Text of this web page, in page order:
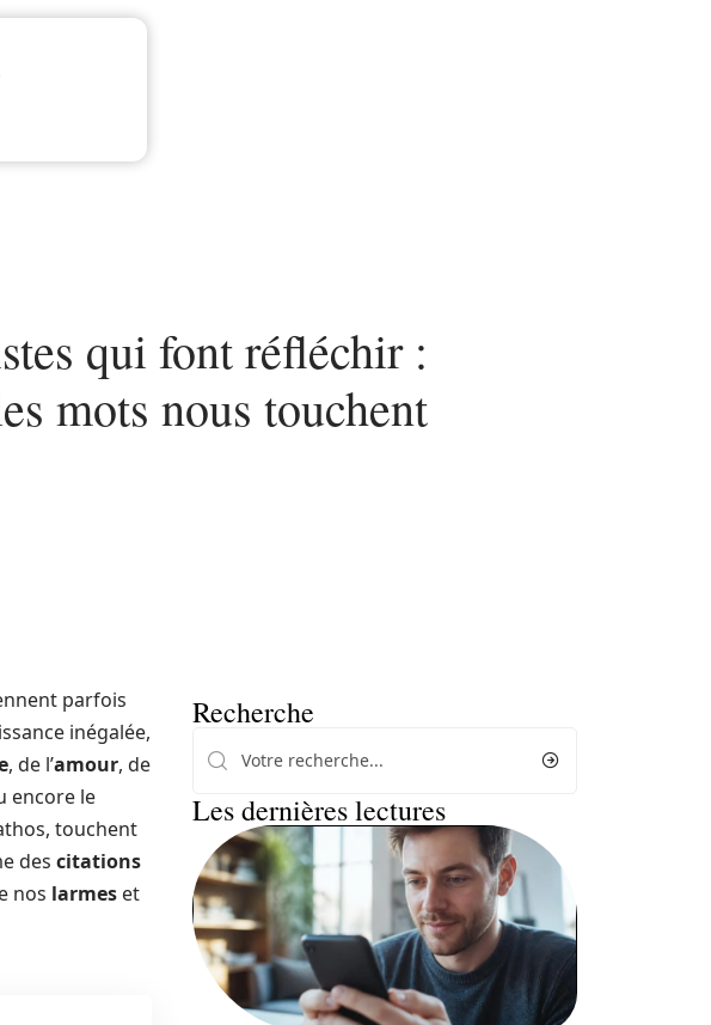
qui font réfléchir :
mots nous touchent
parfois
inégalée,
, de l’amour, de
encore le
touchent
des citations
nos larmes et
Recherche
Les dernières lectures